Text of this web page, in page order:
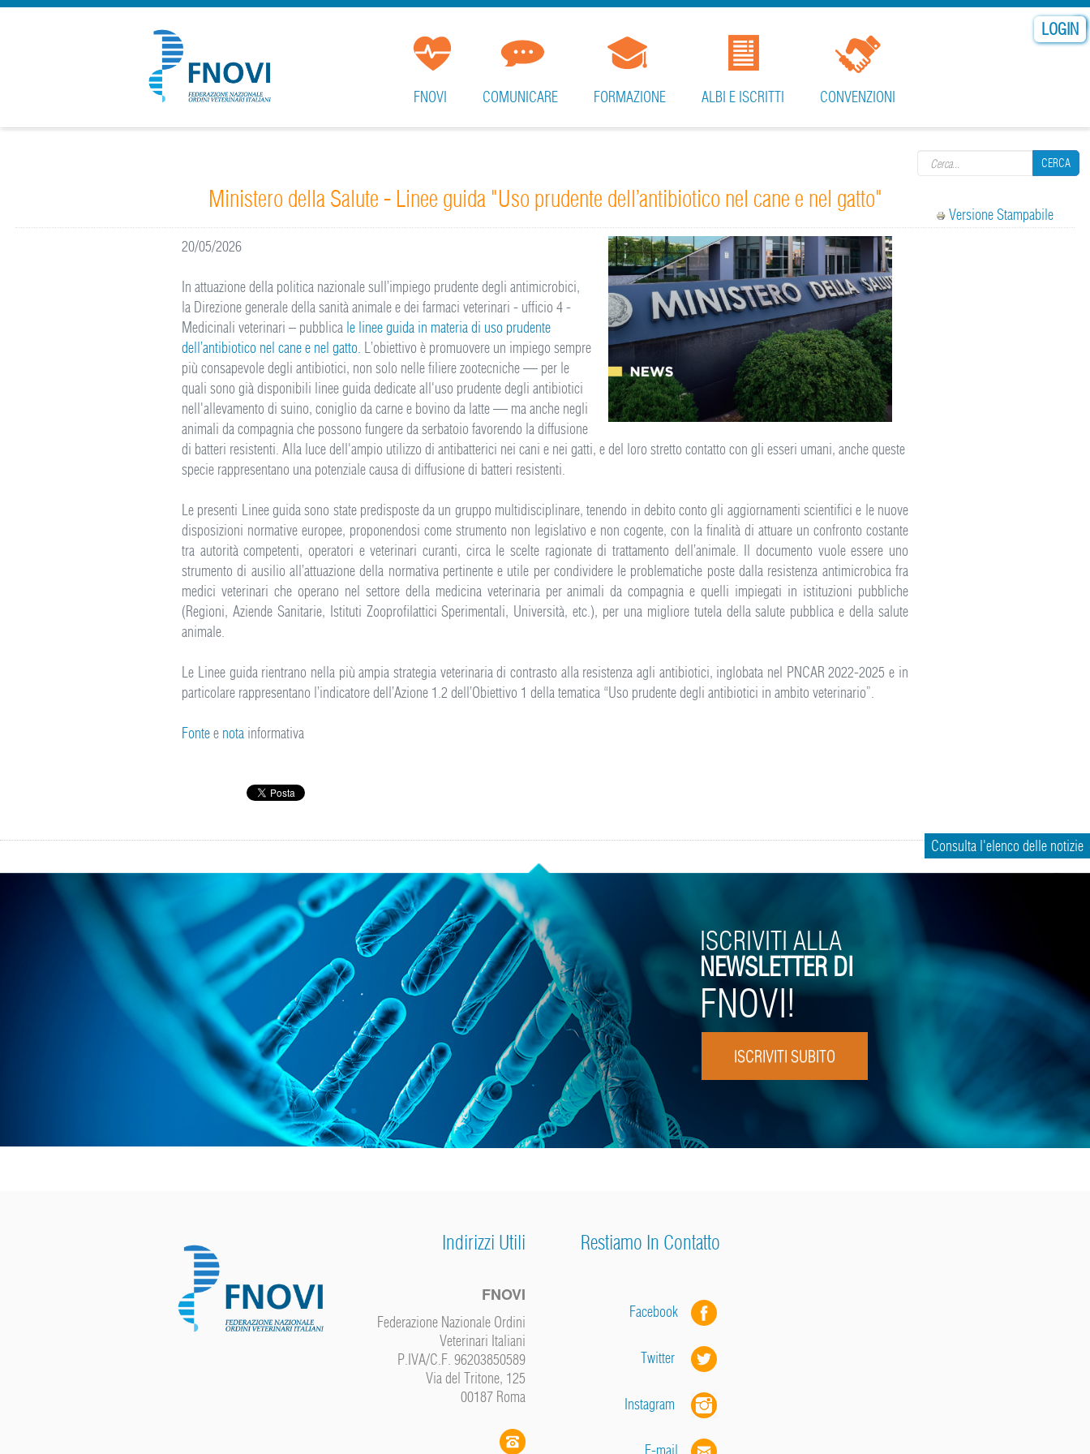
LOGIN
CERCA
FNOVI COMUNICARE FORMAZIONE ALBI E ISCRITTI CONVENZIONI
Ministero della Salute - Linee guida "Uso prudente dell’antibiotico nel cane e nel gatto"
Versione Stampabile
20/05/2026
In attuazione della politica nazionale sull’impiego prudente degli antimicrobici,
la Direzione generale della sanità animale e dei farmaci veterinari - ufficio 4 -
Medicinali veterinari – pubblica le linee guida in materia di uso prudente
dell’antibiotico nel cane e nel gatto. L’obiettivo è promuovere un impiego sempre
più consapevole degli antibiotici, non solo nelle filiere zootecniche — per le
quali sono già disponibili linee guida dedicate all'uso prudente degli antibiotici
nell'allevamento di suino, coniglio da carne e bovino da latte — ma anche negli
animali da compagnia che possono fungere da serbatoio favorendo la diffusione
di batteri resistenti. Alla luce dell'ampio utilizzo di antibatterici nei cani e nei gatti, e del loro stretto contatto con gli esseri umani, anche queste
specie rappresentano una potenziale causa di diffusione di batteri resistenti.
Le presenti Linee guida sono state predisposte da un gruppo multidisciplinare, tenendo in debito conto gli aggiornamenti scientifici e le nuove
disposizioni normative europee, proponendosi come strumento non legislativo e non cogente, con la finalità di attuare un confronto costante
tra autorità competenti, operatori e veterinari curanti, circa le scelte ragionate di trattamento dell’animale. Il documento vuole essere uno
strumento di ausilio all’attuazione della normativa pertinente e utile per condividere le problematiche poste dalla resistenza antimicrobica fra
medici veterinari che operano nel settore della medicina veterinaria per animali da compagnia e quelli impiegati in istituzioni pubbliche
(Regioni, Aziende Sanitarie, Istituti Zooprofilattici Sperimentali, Università, etc.), per una migliore tutela della salute pubblica e della salute
animale.
Le Linee guida rientrano nella più ampia strategia veterinaria di contrasto alla resistenza agli antibiotici, inglobata nel PNCAR 2022-2025 e in
particolare rappresentano l’indicatore dell’Azione 1.2 dell’Obiettivo 1 della tematica “Uso prudente degli antibiotici in ambito veterinario”.
Fontee nota informativa
Consulta l'elenco delle notizie
FNOVI!
ISCRIVITI SUBITO
ISCRIVITI ALLA
NEWSLETTER DI
Indirizzi Utili
FNOVI
Federazione Nazionale Ordini
Veterinari Italiani
P.IVA/C.F. 96203850589
Via del Tritone, 125
00187 Roma
Restiamo In Contatto
Facebook
Twitter
Instagram